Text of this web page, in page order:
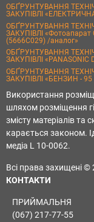
ОБҐРУНТУВАННЯ
ЗАКУПІВЛІ
ОБҐРУНТУВАННЯ
ЗАКУПІВЛІ «Фотоапарат
(5666C029) /аналог»
ОБҐРУНТУВАННЯ
ЗАКУПІВЛІ «PANASONIC
ОБҐРУНТУВАННЯ
ЗАКУПІВЛІ «БЕНЗИН -
Використання
шляхом розміщення
змісту матеріалів
карається законом.
медіа L 10-0062.
Всі права захищені
КОНТАКТИ
ПРИЙМАЛЬНЯ
(067) 217-77-55